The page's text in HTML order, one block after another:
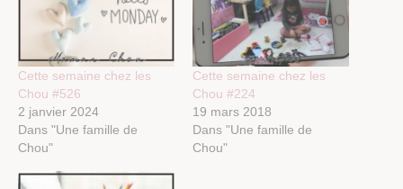
Cette semaine chez les
Chou #526
2 janvier 2024
Dans "Une famille de
Chou"
Cette semaine chez les
Chou #224
19 mars 2018
Dans "Une famille de
Chou"